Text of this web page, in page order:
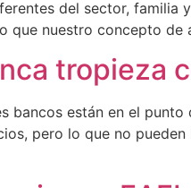
del sector, familia
que nuestro concepto
tropieza
bancos están en el
pero lo que no